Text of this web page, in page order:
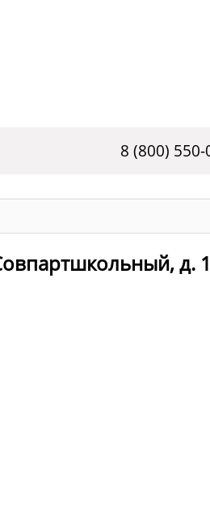
8 (800) 550-
д.